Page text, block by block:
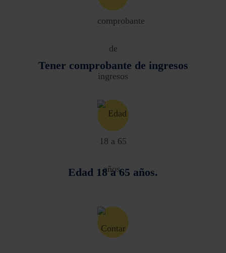
Tener comprobante de ingresos
Edad 18 a 65 años.